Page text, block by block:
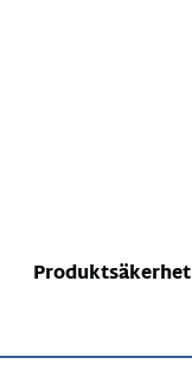
Produktsäkerhet